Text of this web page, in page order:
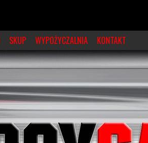
SKUP WYPOŻYCZALNIA KONTAKT